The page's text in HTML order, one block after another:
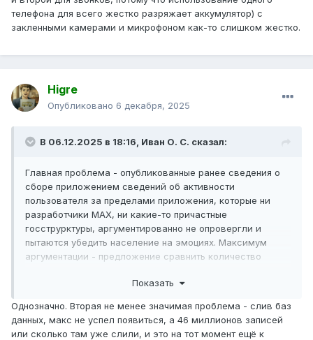
телефона для всего жестко разряжает аккумулятор) с
закленными камерами и микрофоном как-то слишком жестко.
Higre
Опубликовано 6 декабря, 2025
В 06.12.2025 в 18:16, Иван О. С. сказал:
Главная проблема - опубликованные ранее сведения о
сборе приложением сведений об активности
пользователя за пределами приложения, которые ни
разработчики MAX, ни какие-то причастные
госструрктуры, аргументированно не опровергли и
пытаются убедить население на эмоциях. Максимум
аргументации - предложение сравнить количество
И отсутствие понимания, в чьих интересах ведется сбор
Показать
Однозначно. Вторая не менее значимая проблема - слив баз
данных, макс не успел появиться, а 46 миллионов записей
или сколько там уже слили, и это на тот момент ещё к